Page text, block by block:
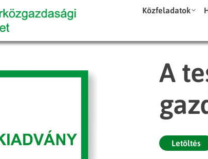
Közfeladatok
A
Letöltés